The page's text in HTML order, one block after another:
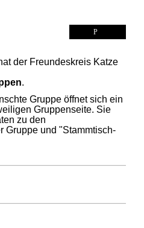
der Freundeskreis Katze
.
Gruppe öffnet sich ein
Gruppenseite. Sie
zu den
Gruppe und "Stammtisch-